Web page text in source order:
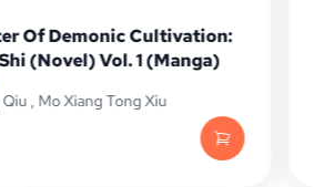
Of Demonic Cultivation:
(Novel) Vol. 1 (Manga)
, Mo Xiang Tong Xiu